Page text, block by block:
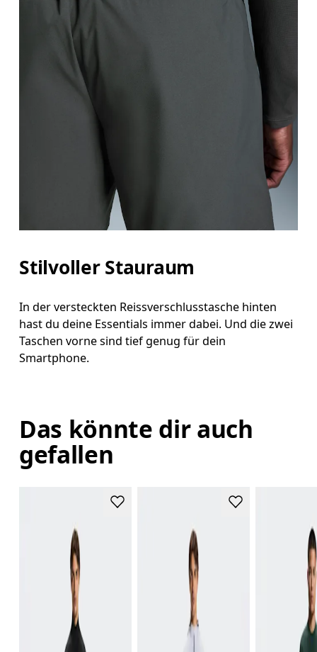
Stilvoller Stauraum
In der versteckten Reissverschlusstasche hinten
hast du deine Essentials immer dabei. Und die zwei
Taschen vorne sind tief genug für dein
Smartphone.
Das könnte dir auch
gefallen